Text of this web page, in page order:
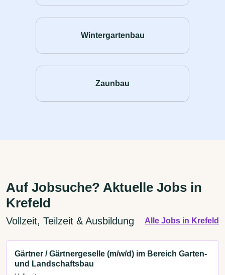
Wintergartenbau
Zaunbau
Auf Jobsuche? Aktuelle Jobs in
Krefeld
Vollzeit, Teilzeit & Ausbildung Alle Jobs in Krefeld
Gärtner / Gärtnergeselle (m/w/d) im Bereich Garten-
und Landschaftsbau